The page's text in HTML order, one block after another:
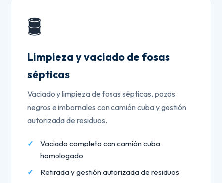
🛢️
Limpieza y vaciado de fosas
sépticas
Vaciado y limpieza de fosas sépticas, pozos
negros e imbornales con camión cuba y gestión
autorizada de residuos.
Vaciado completo con camión cuba
homologado
Retirada y gestión autorizada de residuos